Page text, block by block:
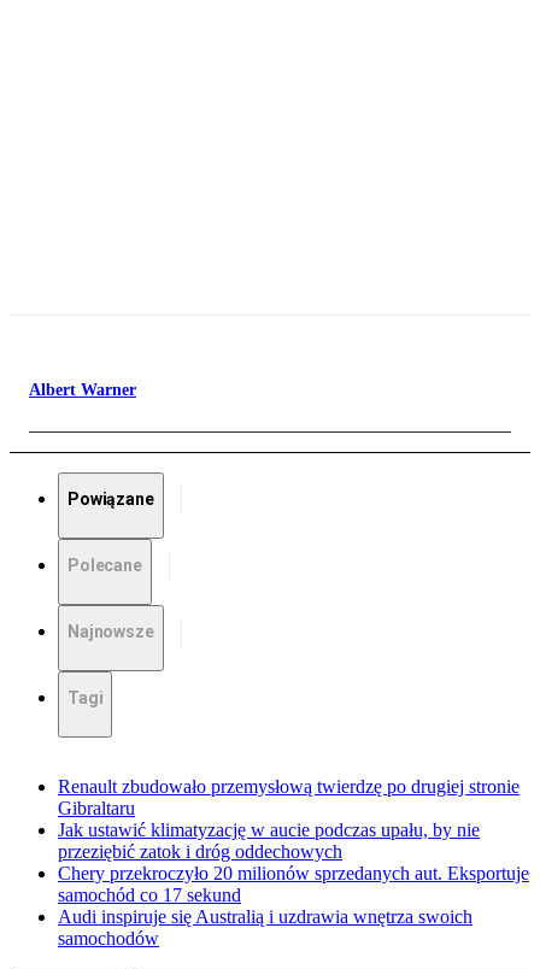
Albert Warner
Powiązane
Polecane
Najnowsze
Tagi
Renault zbudowało przemysłową twierdzę po drugiej stronie
Gibraltaru
Jak ustawić klimatyzację w aucie podczas upału, by nie
przeziębić zatok i dróg oddechowych
Chery przekroczyło 20 milionów sprzedanych aut. Eksportuje
samochód co 17 sekund
Audi inspiruje się Australią i uzdrawia wnętrza swoich
samochodów